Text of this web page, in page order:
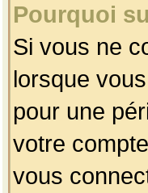
Pourquoi
Si vous ne
lorsque
pour une
votre
vous